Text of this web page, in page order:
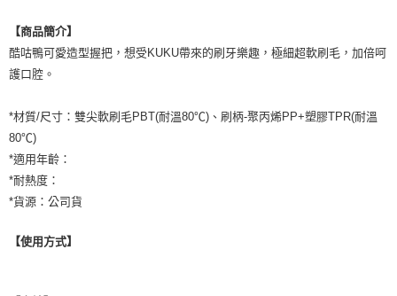
【商品簡介】
酷咕鴨可愛造型握把，想受KUKU帶來的刷牙樂趣，極細超軟刷毛，加倍呵
護口腔。
*材質/尺寸：雙尖軟刷毛PBT(耐溫80℃)、刷柄-聚丙烯PP+塑膠TPR(耐溫
80℃)
*適用年齡：
*耐熱度：
*貨源：公司貨
【使用方式】